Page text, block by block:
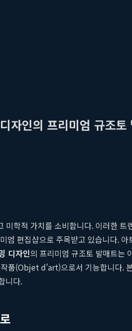
인의 프리미엄 규조
학적 가치를 소비합니다. 이러한
편집샵으로 주목받고 있습니다.
디자인의 프리미엄 규조토 발매트는
품(Objet d'art)으로서 기능합니다.
니다.